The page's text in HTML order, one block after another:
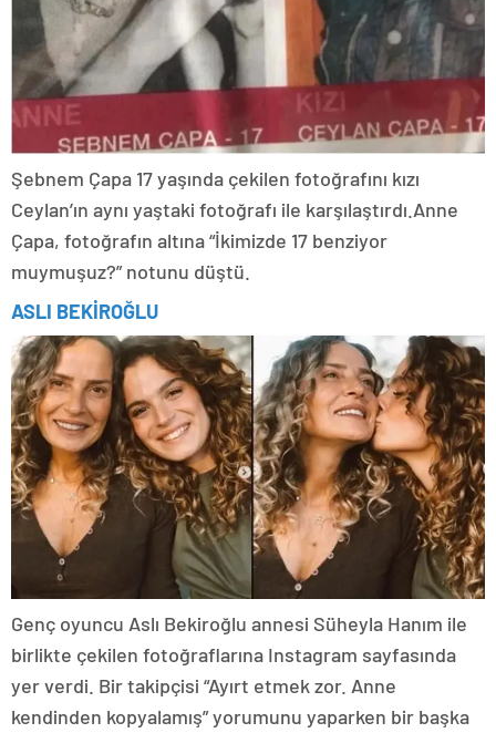
Şebnem Çapa 17 yaşında çekilen fotoğrafını kızı
Ceylan’ın aynı yaştaki fotoğrafı ile karşılaştırdı.Anne
Çapa, fotoğrafın altına “İkimizde 17 benziyor
muymuşuz?” notunu düştü.
ASLI BEKİROĞLU
Genç oyuncu Aslı Bekiroğlu annesi Süheyla Hanım ile
birlikte çekilen fotoğraflarına Instagram sayfasında
yer verdi. Bir takipçisi “Ayırt etmek zor. Anne
kendinden kopyalamış” yorumunu yaparken bir başka